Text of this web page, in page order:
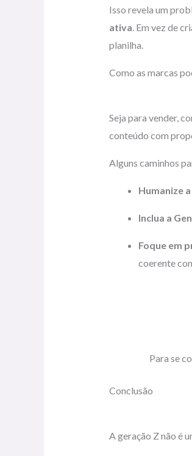
Isso revela um
ativa. Em vez de
planilha.
Como as marcas
Seja para vender,
conteúdo com
Alguns caminhos
Humanize
Inclua a
Foque em
coerente
Para se
Conclusão
A geração Z não é